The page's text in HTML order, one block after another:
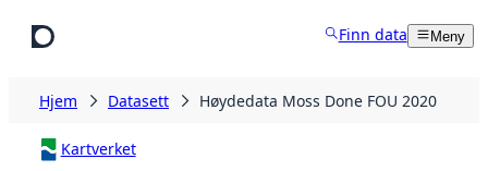
Finn data Meny
Hjem Datasett Høydedata Moss Done FOU 2020
Kartverket